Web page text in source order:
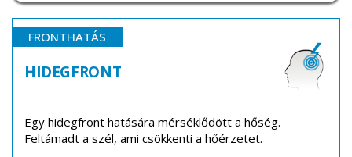
FRONTHATÁS
HIDEGFRONT
Egy hidegfront hatására mérséklődött a hőség.
Feltámadt a szél, ami csökkenti a hőérzetet.